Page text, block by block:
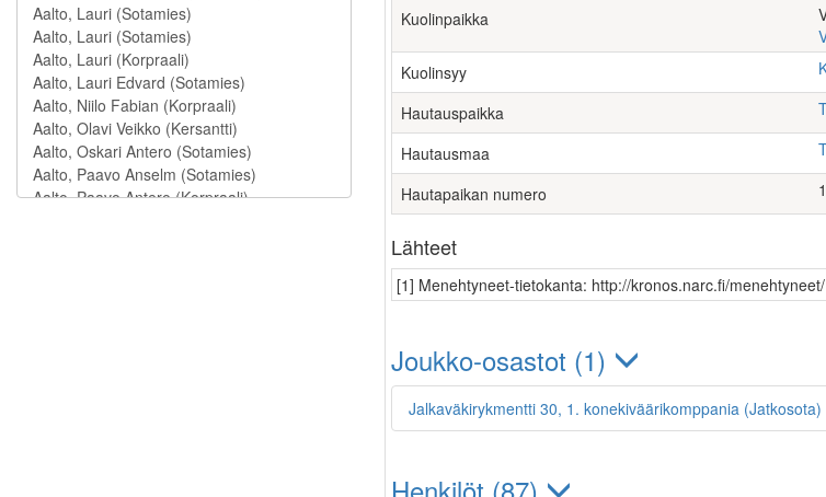
Kuolinpaikka
Kuolinsyy
Hautauspaikka
Hautausmaa
Hautapaikan numero
Lähteet
[1] Menehtyneet-tietokanta: http://kronos.narc.fi/menehtyneet/
Joukko-osastot (1)
Jalkaväkirykmentti 30, 1. konekiväärikomppania (Jatkosota)